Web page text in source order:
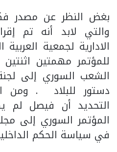
بغض النظر عن مصدر
والتي لابد أنه تم
الادارية لجمعية
للمؤتمر مهمتين
الشعب السوري إلى
دستور للبلاد .
التحديد أن فيصل لم
المؤتمر السوري إلى
في سياسة الحكم